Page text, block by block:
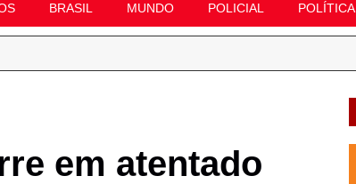
BRASIL MUNDO POLICIAL POLÍTICA
em atentado